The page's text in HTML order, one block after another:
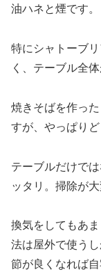
油ハネと煙です。
特にシャトーブ
く、テーブル全
焼きそばを作っ
すが、やっぱり
テーブルだけで
ッタリ。掃除が大
換気をしてもあ
法は屋外で使う
節が良くなれば